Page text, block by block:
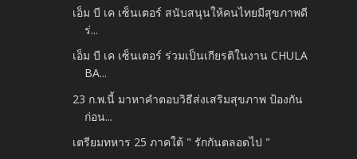
เอ็ม บี เค เซ็นเตอร์ สนับสนุนให้คนไทยมีสุขภาพดี
ร่...
เอ็ม บี เค เซ็นเตอร์ ร่วมเป็นเกียรติในงาน CHULA
BA...
23 ก.พ.นี้ มาหาคำตอบวิธีส่งเสริมสุขภาพ ป้องกัน
ก่อน...
เตรียมทหาร 25 ภาคใต้ " รักกันตลอดไป "